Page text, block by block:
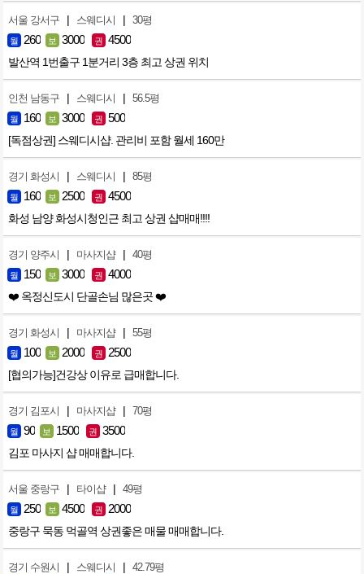
서울 강서구 | 스웨디시 | 30평
월 260 보 3000 권 4500
발산역 1번출구 1분거리 3층 최고 상권 위치
인천 남동구 | 스웨디시 | 56.5평
월 160 보 3000 권 500
[독점상권] 스웨디시샵. 관리비 포함 월세 160만
경기 화성시 | 스웨디시 | 85평
월 160 보 2500 권 4500
화성 남양 화성시청인근 최고 상권 샵매매!!!!
경기 양주시 | 마사지샵 | 40평
월 150 보 3000 권 4000
❤️ 옥정신도시 단골손님 많은곳 ❤️
경기 화성시 | 마사지샵 | 55평
월 100 보 2000 권 2500
[협의가능]건강상 이유로 급매합니다.
경기 김포시 | 마사지샵 | 70평
월 90 보 1500 권 3500
김포 마사지 샵 매매합니다.
서울 중랑구 | 타이샵 | 49평
월 250 보 4500 권 2000
중랑구 묵동 먹골역 상권좋은 매물 매매합니다.
경기 수원시 | 스웨디시 | 42.79평